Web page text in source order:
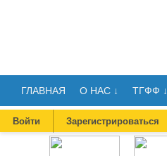
ГЛАВНАЯ О НАС ↓ ТГФФ ↓
Войти Зарегистрироваться